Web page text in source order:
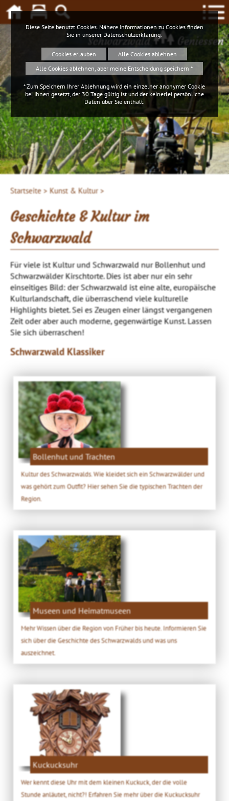
Schwarzwald Geniessen
Startseite > Kunst & Kultur >
Geschichte & Kultur im
Schwarzwald
Für viele ist Kultur und Schwarzwald nur Bollenhut und
Schwarzwälder Kirschtorte. Dies ist aber nur ein sehr
einseitiges Bild: der Schwarzwald ist eine alte, europäische
Kulturlandschaft, die überraschend viele kulturelle
Highlights bietet. Sei es Zeugen einer längst vergangenen
Zeit oder aber auch moderne, gegenwärtige Kunst. Lassen
Sie sich überraschen!
Schwarzwald Klassiker
Bollenhut und Trachten
Kultur des Schwarzwalds. Wie kleidet sich ein Schwarzwälder und
was gehört zum Outfit? Hier sehen Sie die typischen Trachten der
Region.
Museen und Heimatmuseen
Mehr Wissen über die Region von Früher bis heute. Informieren Sie
sich über die Geschichte des Schwarzwalds und was uns
auszeichnet.
Kuckucksuhr
Wer kennt diese Uhr mit dem kleinen Kuckuck, der die volle
Stunde anläutet, nicht?! Erfahren Sie mehr über die Kuckucksuhr
Diese Seite benutzt Cookies. Nähere Informationen zu Cookies finden
Sie in unserer Datenschutzerklärung.
Cookies erlauben
Alle Cookies ablehnen
Alle Cookies ablehnen, aber meine Entscheidung speichern *
* Zum Speichern Ihrer Ablehnung wird ein einzelner anonymer Cookie
bei Ihnen gesetzt, der 30 Tage gültig ist und der keinerlei persönliche
Daten über Sie enthält.